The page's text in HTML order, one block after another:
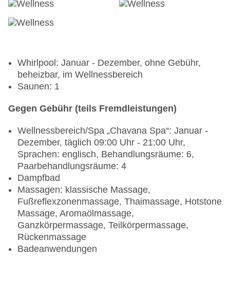
Whirlpool: Januar - Dezember, ohne Gebühr,
beheizbar, im Wellnessbereich
Saunen: 1
Gegen Gebühr (teils Fremdleistungen)
Wellnessbereich/Spa „Chavana Spa“: Januar -
Dezember, täglich 09:00 Uhr - 21:00 Uhr,
Sprachen: englisch, Behandlungsräume: 6,
Paarbehandlungsräume: 4
Dampfbad
Massagen: klassische Massage,
Fußreflexzonenmassage, Thaimassage, Hotstone
Massage, Aromaölmassage,
Ganzkörpermassage, Teilkörpermassage,
Rückenmassage
Badeanwendungen